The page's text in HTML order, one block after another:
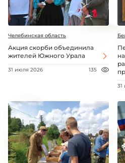
Челябинская область
Акция скорби объединила
жителей Южного Урала
31 июля 2026 135
31